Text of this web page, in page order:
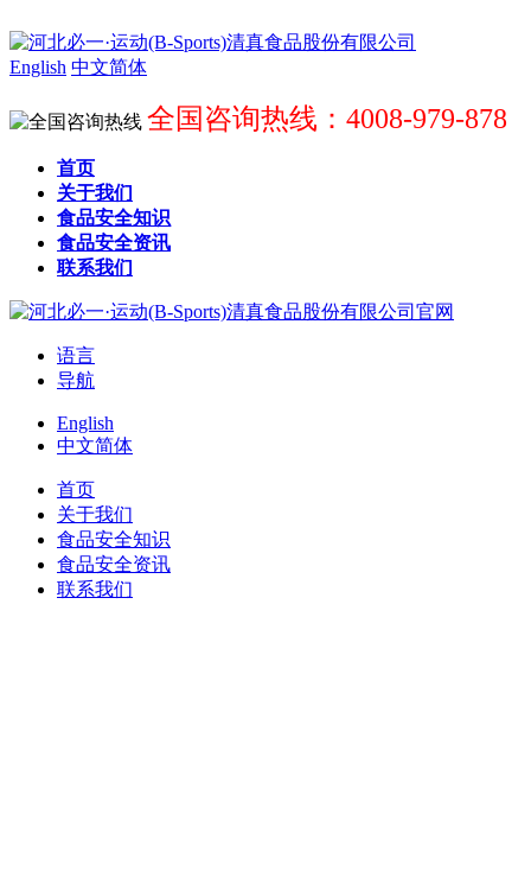
English 中文简体
全国咨询热线：4008-979-878
首页
关于我们
食品安全知识
食品安全资讯
联系我们
语言
导航
English
中文简体
首页
关于我们
食品安全知识
食品安全资讯
联系我们